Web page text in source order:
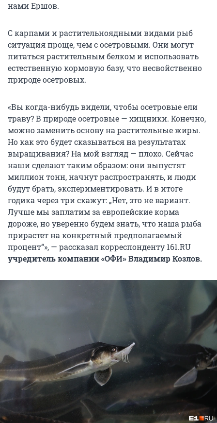
нами Ершов.
С карпами и растительноядными видами рыб
ситуация проще, чем с осетровыми. Они могут
питаться растительным белком и использовать
естественную кормовую базу, что несвойственно
природе осетровых.
«Вы когда-нибудь видели, чтобы осетровые ели
траву? В природе осетровые — хищники. Конечно,
можно заменить основу на растительные жиры.
Но как это будет сказываться на результатах
выращивания? На мой взгляд — плохо. Сейчас
наши сделают таким образом: они выпустят
миллион тонн, начнут распространять, и люди
будут брать, экспериментировать. И в итоге
годика через три скажут: „Нет, это не вариант.
Лучше мы заплатим за европейские корма
дороже, но уверенно будем знать, что наша рыба
прирастет на конкретный предполагаемый
процент“», — рассказал корреспонденту 161.RU
учредитель компании «ОФИ» Владимир Козлов.